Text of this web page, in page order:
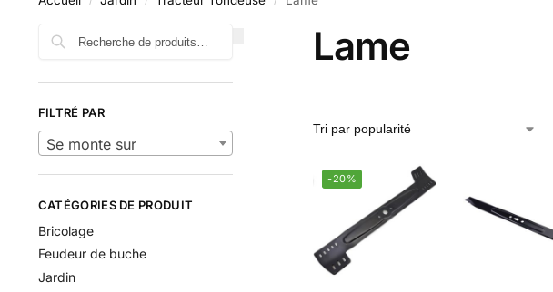
Lame
-20%
FILTRÉ PAR
Se monte sur
CATÉGORIES DE PRODUIT
Bricolage
Feudeur de buche
Jardin